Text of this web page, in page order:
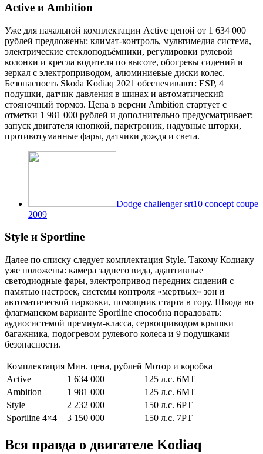
Active и Ambition
Уже для начальной комплектации Active ценой от 1 634 000
рублей предложены: климат-контроль, мультимедиа система,
электрические стеклоподъёмники, регулировки рулевой
колонки и кресла водителя по высоте, обогревы сидений и
зеркал с электроприводом, алюминиевые диски колес.
Безопасность Skoda Kodiaq 2021 обеспечивают: ESP, 4
подушки, датчик давления в шинах и автоматический
стояночный тормоз. Цена в версии Ambition стартует с
отметки 1 981 000 рублей и дополнительно предусматривает:
запуск двигателя кнопкой, парктроник, надувные шторки,
противотуманные фары, датчики дождя и света.
Dodge challenger srt10 concept coupe
2009
Style и Sportline
Далее по списку следует комплектация Style. Такому Кодиаку
уже положены: камера заднего вида, адаптивные
светодиодные фары, электропривод передних сидений с
памятью настроек, системы контроля «мертвых» зон и
автоматической парковки, помощник старта в гору. Шкода во
флагманском варианте Sportline способна порадовать:
аудиосистемой премиум-класса, сервоприводом крышки
багажника, подогревом рулевого колеса и 9 подушками
безопасности.
Комплектация Мин. цена, рублей Мотор и коробка
Active
1 634 000
125 л.с. 6МТ
Ambition
1 981 000
125 л.с. 6МТ
Style
2 232 000
150 л.с. 6РТ
Sportline 4×4
3 150 000 150 л.с. 7РТ
Вся правда о двигателе Kodiaq